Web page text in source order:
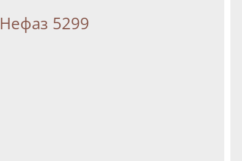
Нефаз 5299